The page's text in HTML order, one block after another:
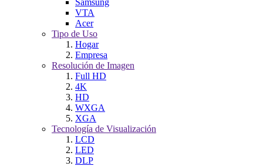
VTA
Acer
Tipo de Uso
Hogar
Empresa
Resolución de Imagen
Full HD
4K
HD
WXGA
XGA
Tecnología de Visualización
LCD
LED
DLP